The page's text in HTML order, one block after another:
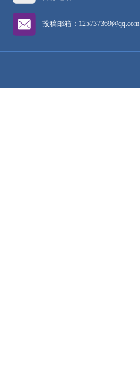
投稿邮箱：125737369@qq.com